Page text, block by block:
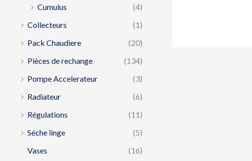
Cumulus
(4)
Collecteurs
(1)
Pack Chaudiere
(20)
Pièces de rechange
(134)
Pompe Accelerateur
(3)
Radiateur
(6)
Régulations
(11)
Séche linge
(5)
Vases
(16)